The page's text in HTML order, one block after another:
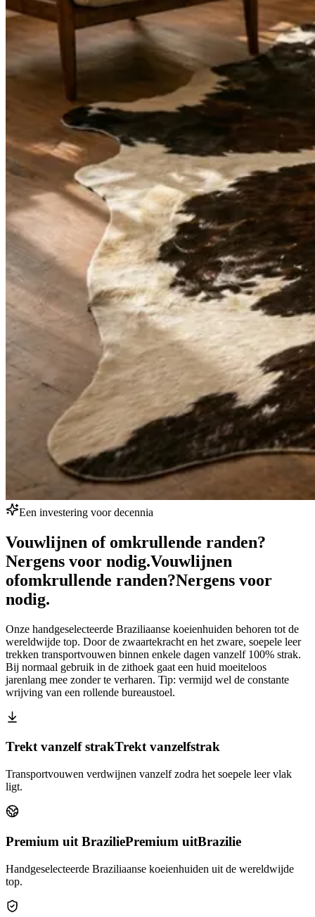
Een investering voor decennia
Vouwlijnen of omkrullende randen?
Nergens voor nodig.Vouwlijnen
ofomkrullende randen?Nergens voor
nodig.
Onze handgeselecteerde Braziliaanse koeienhuiden behoren tot de
wereldwijde top. Door de zwaartekracht en het zware, soepele leer
trekken transportvouwen binnen enkele dagen vanzelf 100% strak.
Bij normaal gebruik in de zithoek gaat een huid moeiteloos
jarenlang mee zonder te verharen. Tip: vermijd wel de constante
wrijving van een rollende bureaustoel.
Trekt vanzelf strakTrekt vanzelfstrak
Transportvouwen verdwijnen vanzelf zodra het soepele leer vlak
ligt.
Premium uit BraziliePremium uitBrazilie
Handgeselecteerde Braziliaanse koeienhuiden uit de wereldwijde
top.